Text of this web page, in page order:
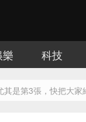
科技
是第3張，快把大家